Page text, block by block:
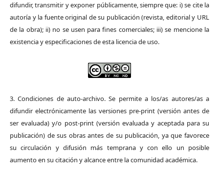
difundir, transmitir y exponer públicamente, siempre que: i) se cite la
autoría y la fuente original de su publicación (revista, editorial y URL
de la obra); ii) no se usen para fines comerciales; iii) se mencione la
existencia y especificaciones de esta licencia de uso.
3. Condiciones de auto-archivo. Se permite a los/as autores/as a
difundir electrónicamente las versiones pre-print (versión antes de
ser evaluada) y/o post-print (versión evaluada y aceptada para su
publicación) de sus obras antes de su publicación, ya que favorece
su circulación y difusión más temprana y con ello un posible
aumento en su citación y alcance entre la comunidad académica.